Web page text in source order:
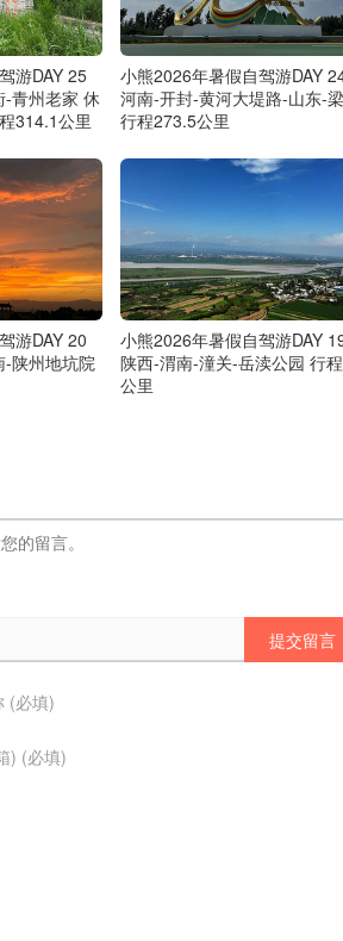
游DAY 25
-青州老家 休
314.1公里
小熊2026年暑假自驾游DAY
河南-开封-黄河大堤路-山东-
行程273.5公里
游DAY 20
陕州地坑院
小熊2026年暑假自驾游DAY
陕西-渭南-潼关-岳渎公园 行
公里
提交留言
(必填)
) (必填)